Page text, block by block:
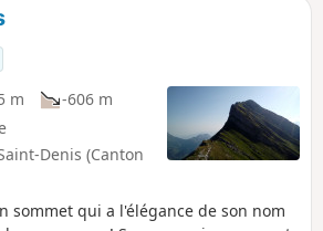
m
-606 m
Denis (Canton
sommet qui a l'élégance de son nom